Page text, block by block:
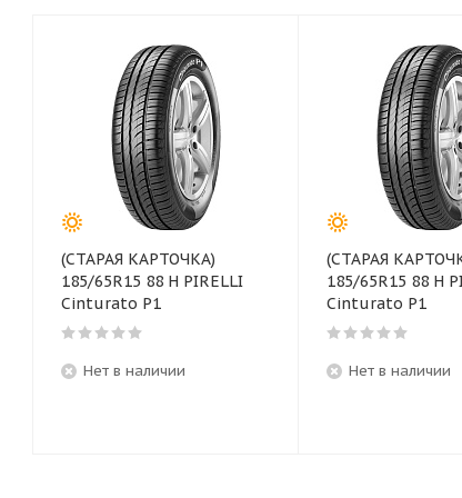
(СТАРАЯ КАРТОЧКА)
185/65R15 88 H PIRELLI
Cinturato P1
Нет в наличии
(СТАРАЯ
185/65R15 88 H
Cinturato P1
Нет в наличии